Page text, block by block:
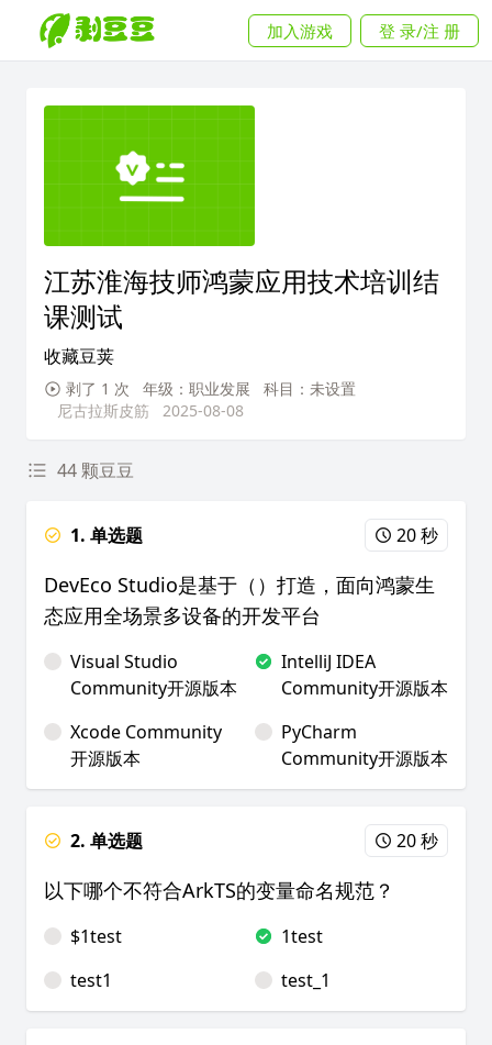
加入游戏 登 录/注 册
江苏淮海技师鸿蒙应用技术培训结
课测试
收藏豆荚
剥了 1 次 年级：职业发展
科目：未设置
尼古拉斯皮筋
2025-08-08
44 颗豆豆
1. 单选题 20 秒
DevEco Studio是基于（）打造，面向鸿蒙生
态应用全场景多设备的开发平台
Visual Studio
Community开源版本
IntelliJ IDEA
Community开源版本
Xcode Community
开源版本
PyCharm
Community开源版本
2. 单选题 20 秒
以下哪个不符合ArkTS的变量命名规范？
$1test
1test
test1
test_1